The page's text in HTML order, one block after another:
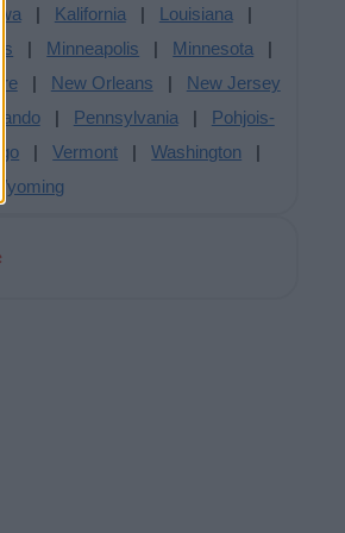
| Kalifornia | Louisiana |
| Minneapolis | Minnesota |
| New Orleans | New Jersey
| Pennsylvania | Pohjois-
|Vermont |Washington |
Wyoming